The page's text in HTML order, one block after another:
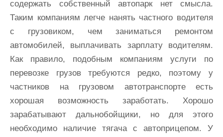
содержать собственный автопарк нет смысла.
Таким компаниям легче нанять частного водителя
с грузовиком, чем заниматься ремонтом
автомобилей, выплачивать зарплату водителям.
Как правило, подобным компаниям услуги по
перевозке грузов требуются редко, поэтому у
частников на грузовом автотранспорте есть
хорошая возможность заработать. Хорошо
зарабатывают дальнобойщики, но для этого
необходимо наличие тягача с автоприцепом. У